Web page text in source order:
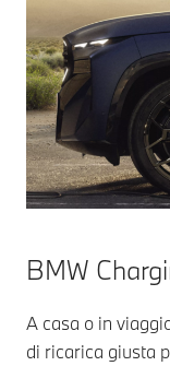
BMW
A casa o in
di ricarica giusta